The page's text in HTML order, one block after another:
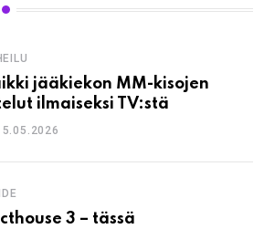
jääkiekon MM-kisojen
ilmaiseksi TV:stä
3 – tässä